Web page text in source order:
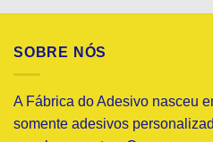
SOBRE NÓS
A Fábrica do Adesivo nasceu
somente adesivos